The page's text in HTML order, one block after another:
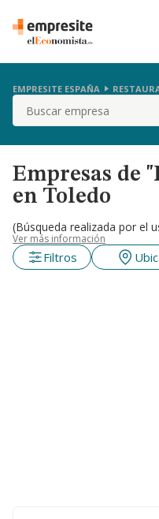
EMPRESITE ESPAÑA
Buscar
Empresas de
en Toledo
(Búsqueda realizada por el
Ver más información
Filtros